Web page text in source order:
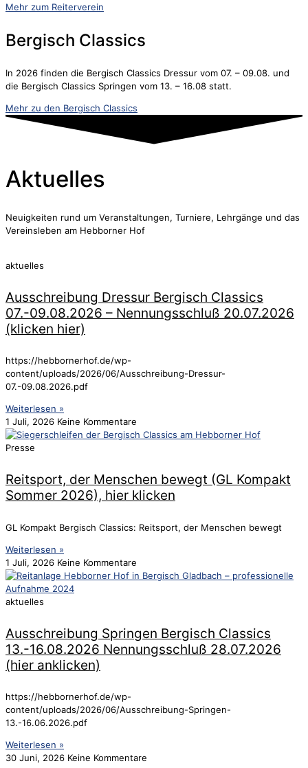
Mehr zum Reiterverein
Bergisch Classics
In 2026 finden die Bergisch Classics Dressur vom 07. – 09.08. und
die Bergisch Classics Springen vom 13. – 16.08 statt.
Mehr zu den Bergisch Classics
Aktuelles
Neuigkeiten rund um Veranstaltungen, Turniere, Lehrgänge und das
Vereinsleben am Hebborner Hof
aktuelles
Ausschreibung Dressur Bergisch Classics
07.-09.08.2026 – Nennungsschluß 20.07.2026
(klicken hier)
https://hebbornerhof.de/wp-
content/uploads/2026/06/Ausschreibung-Dressur-
07.-09.08.2026.pdf
Weiterlesen »
1 Juli, 2026 Keine Kommentare
Presse
Reitsport, der Menschen bewegt (GL Kompakt
Sommer 2026), hier klicken
GL Kompakt Bergisch Classics: Reitsport, der Menschen bewegt
Weiterlesen »
1 Juli, 2026 Keine Kommentare
aktuelles
Ausschreibung Springen Bergisch Classics
13.-16.08.2026 Nennungsschluß 28.07.2026
(hier anklicken)
https://hebbornerhof.de/wp-
content/uploads/2026/06/Ausschreibung-Springen-
13.-16.06.2026.pdf
Weiterlesen »
30 Juni, 2026 Keine Kommentare